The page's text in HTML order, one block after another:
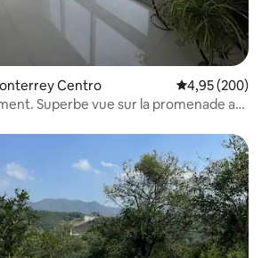
Centro Évaluation
4,95 (200)
Superbe vue sur la promenade au